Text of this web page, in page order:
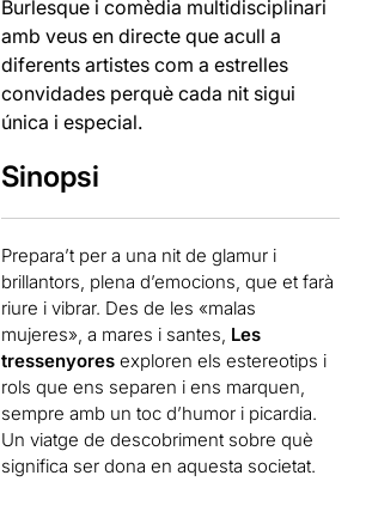
Burlesque i comèdia multidisciplinari
amb veus en directe que acull a
diferents artistes com a estrelles
convidades perquè cada nit sigui
única i especial.
Sinopsi
Prepara’t per a una nit de glamur i
brillantors, plena d’emocions, que et farà
riure i vibrar. Des de les «malas
mujeres», a mares i santes, Les
tressenyores exploren els estereotips i
rols que ens separen i ens marquen,
sempre amb un toc d’humor i picardia.
Un viatge de descobriment sobre què
significa ser dona en aquesta societat.